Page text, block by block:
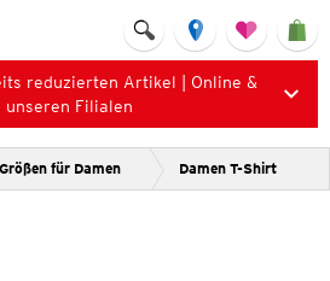
reduzierten Artikel | Online &
unseren Filialen
für Damen Damen T-Shirt